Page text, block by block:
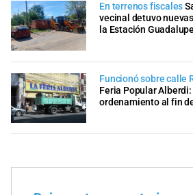
En terrenos fiscales
vecinal detuvo
la Estación Guadalupe
Funcionó sobre calle
Feria Popular
ordenamiento al fin